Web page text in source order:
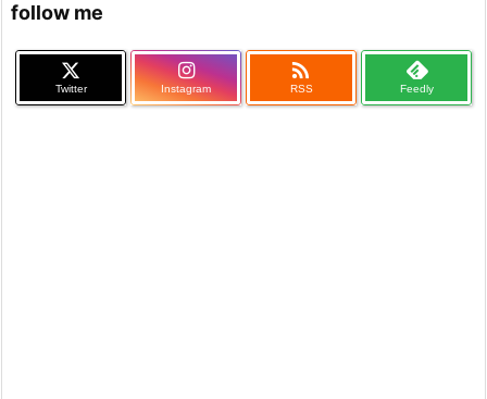
follow me
Twitter Instagram

RSS Feedly